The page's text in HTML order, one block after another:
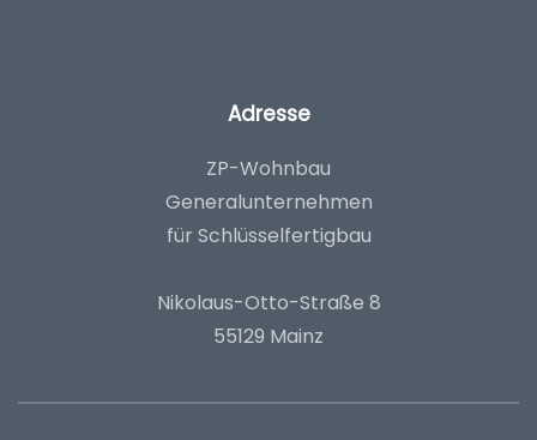
Adresse
ZP-Wohnbau
Generalunternehmen
für Schlüsselfertigbau
Nikolaus-Otto-Straße 8
55129 Mainz